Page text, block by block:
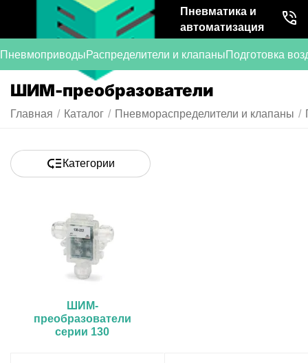
Пневматика и
автоматизация
ПневмоприводыРаспределители и клапаныПодготовка
ШИМ-преобразователи
Главная / Каталог / Пневмораспределители и клапаны /
Категории
ШИМ-
преобразователи
серии 130